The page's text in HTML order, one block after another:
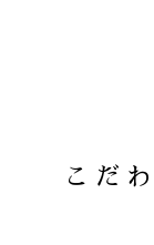
こだ